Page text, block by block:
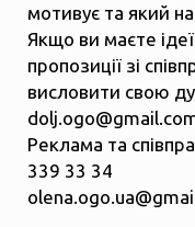
мотивує та який
Якщо ви маєте
пропозиції зі
висловити свою
Реклама та
339 33 34